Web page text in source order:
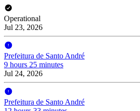
Operational
Jul 23, 2026
Prefeitura de Santo André
9 hours 25 minutes
Jul 24, 2026
Prefeitura de Santo André